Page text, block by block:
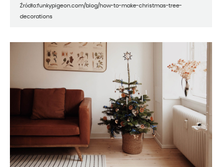
Źródło:funkypigeon.com/blog/how-to-make-christmas-tree-
decorations